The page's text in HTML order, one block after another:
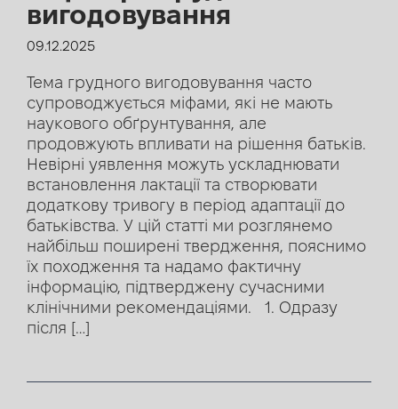
вигодовування
09.12.2025
Тема грудного вигодовування часто
супроводжується міфами, які не мають
наукового обґрунтування, але
продовжують впливати на рішення батьків.
Невірні уявлення можуть ускладнювати
встановлення лактації та створювати
додаткову тривогу в період адаптації до
батьківства. У цій статті ми розглянемо
найбільш поширені твердження, пояснимо
їх походження та надамо фактичну
інформацію, підтверджену сучасними
клінічними рекомендаціями. 1. Одразу
після […]